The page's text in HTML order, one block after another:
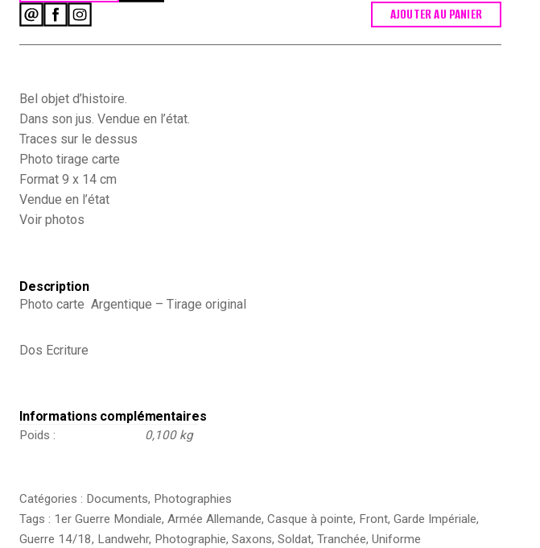
Guerre
14/18
Soldat
Alsacien
Armée
Allemande
1914
-
Tranchée
AJOUTER AU PANIER
Bel objet d’histoire.
Dans son jus. Vendue en l’état.
Traces sur le dessus
Photo tirage carte
Format 9 x 14 cm
Vendue en l’état
Voir photos
Description
Photo carte Argentique – Tirage original
Dos Ecriture
Informations complémentaires
Poids 0,100 kg
Catégories : Documents, Photographies
Tags : 1er Guerre Mondiale, Armée Allemande, Casque à pointe, Front, Garde Impériale,
Guerre 14/18, Landwehr, Photographie, Saxons, Soldat, Tranchée, Uniforme